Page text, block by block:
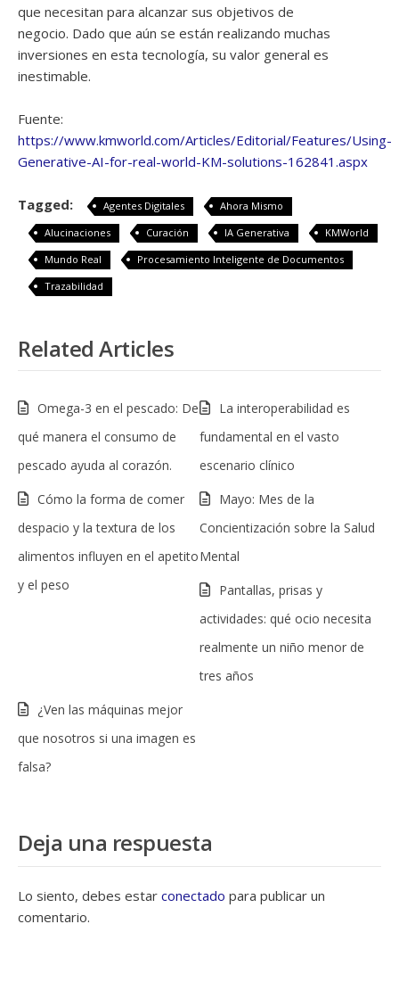
que necesitan para alcanzar sus objetivos de
negocio. Dado que aún se están realizando muchas
inversiones en esta tecnología, su valor general es
inestimable.
Fuente:
https://www.kmworld.com/Articles/Editorial/Features/Using-
Generative-AI-for-real-world-KM-solutions-162841.aspx
Tagged: Agentes Digitales
Ahora Mismo
Alucinaciones
Curación IA Generativa
KMWorld
Mundo Real
Procesamiento Inteligente de Documentos
Trazabilidad
Related Articles
Omega-3 en el pescado: De
qué manera el consumo de
pescado ayuda al corazón.
La interoperabilidad es
fundamental en el vasto
escenario clínico
Cómo la forma de comer
despacio y la textura de los
alimentos influyen en el apetito
y el peso
Mayo: Mes de la
Concientización sobre la Salud
Mental
Pantallas, prisas y
actividades: qué ocio necesita
realmente un niño menor de
tres años
¿Ven las máquinas mejor
que nosotros si una imagen es
falsa?
Deja una respuesta
Lo siento, debes estar conectado para publicar un
comentario.